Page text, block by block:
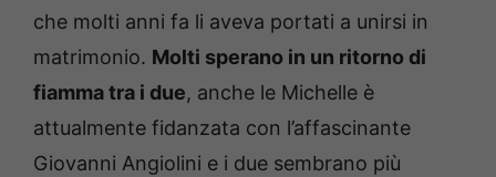
che molti anni fa li aveva portati a unirsi in
matrimonio. Molti sperano in un ritorno di
fiamma tra i due, anche le Michelle è
attualmente fidanzata con l’affascinante
Giovanni Angiolini e i due sembrano più